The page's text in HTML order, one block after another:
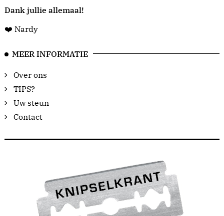
Dank jullie allemaal!
❤️ Nardy
MEER INFORMATIE
Over ons
TIPS?
Uw steun
Contact